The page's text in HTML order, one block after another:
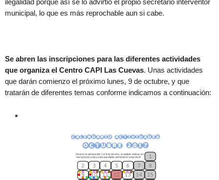
ilegalidad porque así se lo advirtió el propio secretario interventor
municipal, lo que es más reprochable aun si cabe.
Se abren las inscripciones para las diferentes actividades
que organiza el Centro CAPI Las Cuevas. Unas actividades
que darán comienzo el próximo lunes, 9 de octubre, y que
tratarán de diferentes temas conforme indicamos a continuación: